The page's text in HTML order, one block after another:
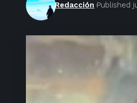
Redacción Published